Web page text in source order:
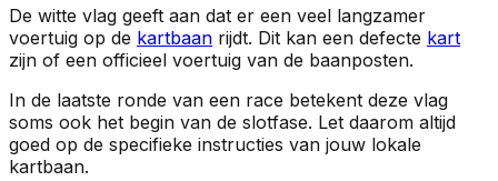
De witte vlag geeft aan dat er een veel langzamer
voertuig op de kartbaan rijdt. Dit kan een defecte kart
zijn of een officieel voertuig van de baanposten.
In de laatste ronde van een race betekent deze vlag
soms ook het begin van de slotfase. Let daarom altijd
goed op de specifieke instructies van jouw lokale
kartbaan.